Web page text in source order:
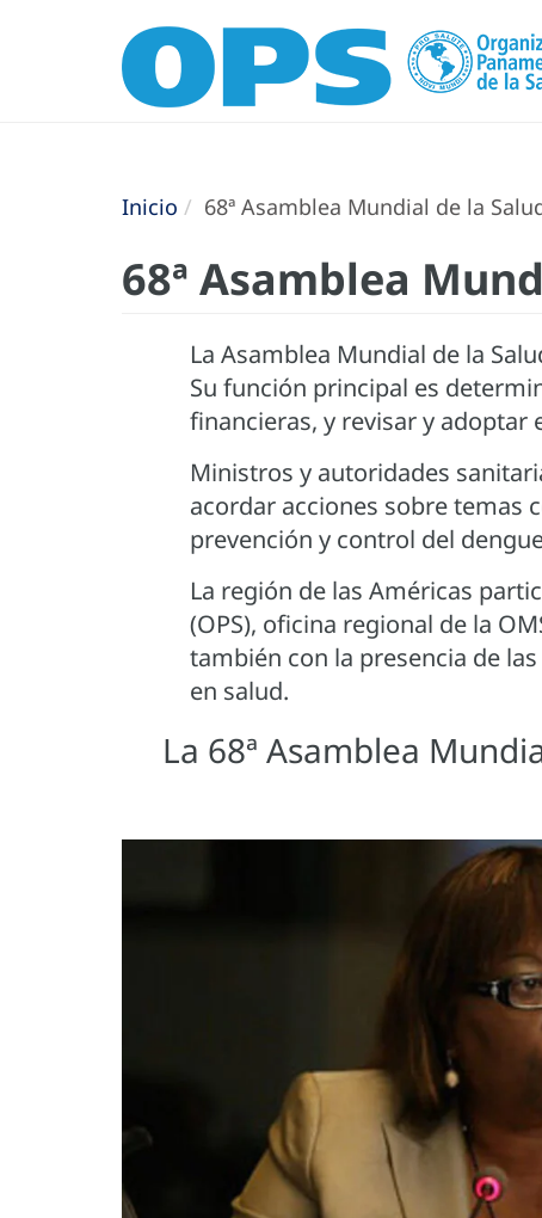
Inicio 68ª Asamblea Mundial de la
68ª Asamblea
La Asamblea Mundial de la
Su función principal es
financieras, y revisar y adoptar
Ministros y autoridades
acordar acciones sobre temas
prevención y control del
La región de las Américas
(OPS), oficina regional de la
también con la presencia de
en salud.
La 68ª Asamblea